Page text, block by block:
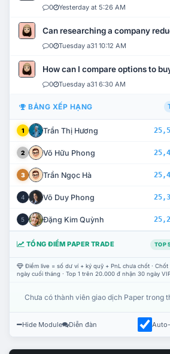
0 Yesterday at 5:26 AM
Can researching a company
0 Tuesday a31 10:12 AM
How can I compare options to
0 Tuesday a31 6:30 AM
BẢNG XẾP HẠNG
1 Trần Thị Hương
2 Võ Hữu Phong
3 Trần Ngọc Hà
4 Võ Duy Phong
5 Đặng Kim Quỳnh
TỔNG ĐIỂM PAPER TRADE TOP
Điểm live = số dư ví + ký quỹ + PnL chưa chốt · Chốt
ngày cuối tháng · Top 1 trên 20.000 đ nhận 30 ngày VIP
Chưa có thành viên giao dịch Paper trong
Hide Module Diễn đàn